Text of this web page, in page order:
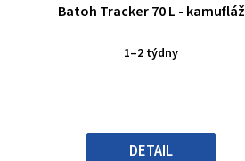
Průměrné
produktu
5
hvězdiček.
Batoh Tracker 70 L - kamufláž
1–2 týdny
DETAIL